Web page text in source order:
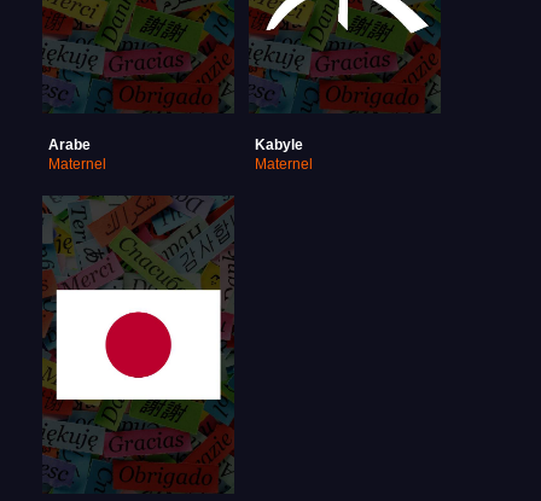
Arabe
Maternel
Kabyle
Maternel